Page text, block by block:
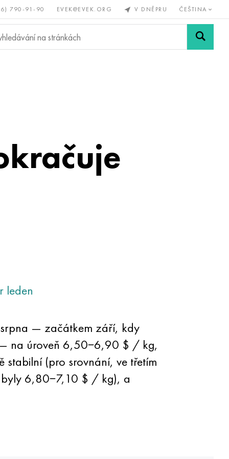
790-91-90 EVEK@EVEK.ORG V DNĚPRU ČEŠTINA
Legovaná Sítě a
leden
— začátkem září, kdy
na úroveň 6,50−6,90 $ / kg,
(pro srovnání, ve třetím
6,80−7,10 $ / kg), a